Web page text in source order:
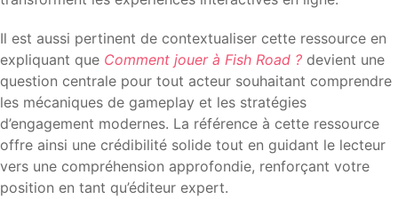
Il est aussi pertinent de contextualiser cette ressource en
expliquant que Comment jouer à Fish Road ? devient une
question centrale pour tout acteur souhaitant comprendre
les mécaniques de gameplay et les stratégies
d’engagement modernes. La référence à cette ressource
offre ainsi une crédibilité solide tout en guidant le lecteur
vers une compréhension approfondie, renforçant votre
position en tant qu’éditeur expert.